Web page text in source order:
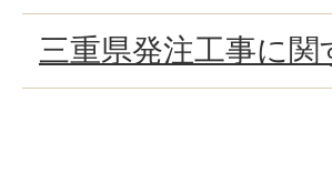
三重県発注工事に